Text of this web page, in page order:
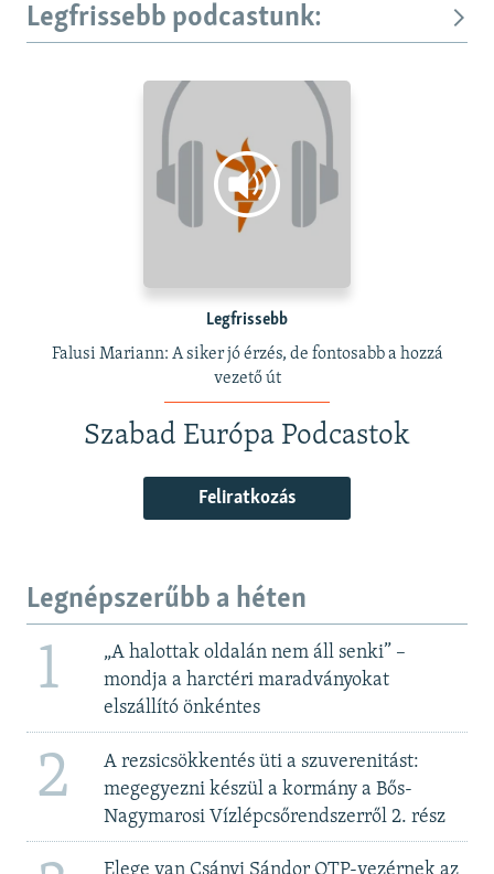
Legfrissebb podcastunk:
Legfrissebb
Falusi Mariann: A siker jó érzés, de fontosabb a hozzá
vezető út
Szabad Európa Podcastok
Feliratkozás
Legnépszerűbb a héten
1
„A halottak oldalán nem áll senki” –
mondja a harctéri maradványokat
elszállító önkéntes
2
A rezsicsökkentés üti a szuverenitást:
megegyezni készül a kormány a Bős-
Nagymarosi Vízlépcsőrendszerről 2. rész